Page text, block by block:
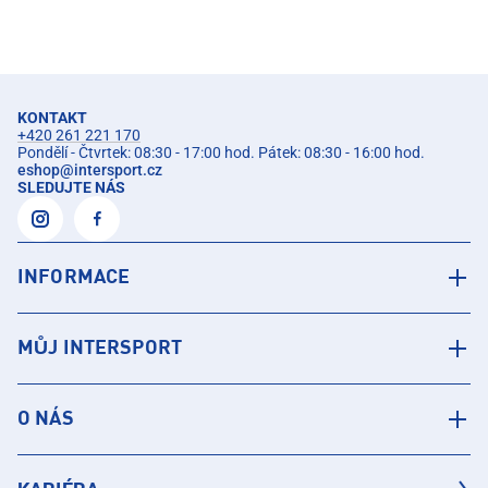
KONTAKT
+420 261 221 170
Pondělí - Čtvrtek: 08:30 - 17:00 hod. Pátek: 08:30 - 16:00 hod.
eshop@intersport.cz
SLEDUJTE NÁS
INFORMACE
MŮJ INTERSPORT
O NÁS